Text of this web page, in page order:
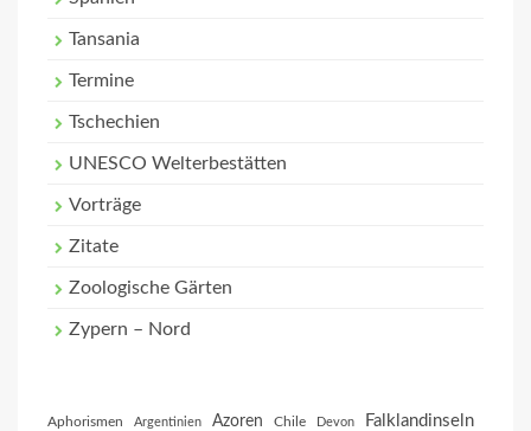
Tansania
Termine
Tschechien
UNESCO Welterbestätten
Vorträge
Zitate
Zoologische Gärten
Zypern – Nord
Aphorismen Argentinien Azoren Chile Devon Falklandinseln